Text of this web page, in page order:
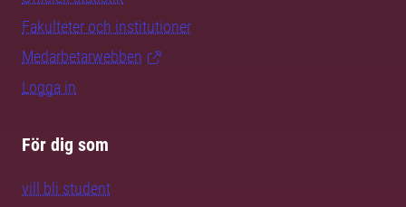
Fakulteter och institutioner
Medarbetarwebben
Logga in
För dig som
vill bli student